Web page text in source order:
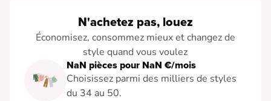
N'achetez pas, louez
Économisez, consommez mieux et changez de
style quand vous voulez
NaN pièces pour NaN €/mois
Choisissez parmi des milliers de styles
du 34 au 50.